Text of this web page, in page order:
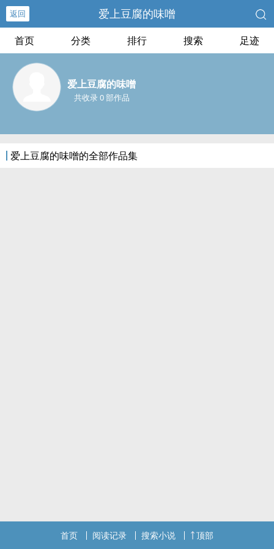
返回 爱上豆腐的味噌
首页 分类 排行 搜索 足迹
爱上豆腐的味噌
共收录 0 部作品
爱上豆腐的味噌的全部作品集
首页 阅读记录 搜索小说 顶部